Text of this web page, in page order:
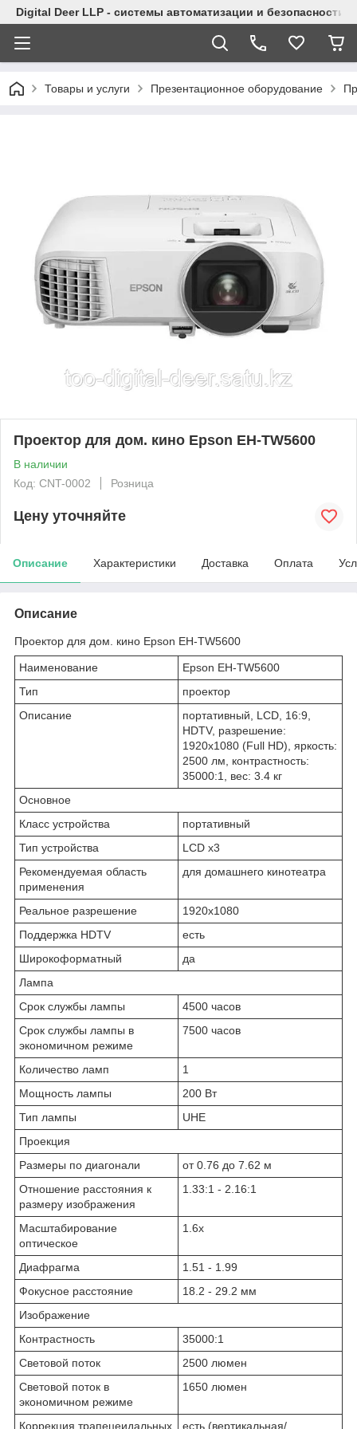
Digital Deer LLP - системы автоматизации и безопасности
Товары и услуги Презентационное оборудование
Проектор для дом. кино Epson EH-TW5600
В наличии
Код: CNT-0002
Розница
Цену уточняйте
Описание Характеристики Доставка Оплата
Описание
Проектор для дом. кино Epson EH-TW5600
Наименование
Epson EH-TW5600
Тип
проектор
Описание
портативный, LCD, 16:9,
HDTV, разрешение:
1920x1080 (Full HD), яркость:
2500 лм, контрастность:
35000:1, вес: 3.4 кг
Основное
Класс устройства
портативный
Тип устройства
LCD x3
Рекомендуемая область
применения
для домашнего кинотеатра
Реальное разрешение
1920x1080
Поддержка HDTV
есть
Широкоформатный
да
Лампа
Срок службы лампы
4500 часов
Срок службы лампы в
экономичном режиме
7500 часов
Количество ламп
1
Мощность лампы
200 Вт
Тип лампы
UHE
Проекция
Размеры по диагонали
от 0.76 до 7.62 м
Отношение расстояния к
размеру изображения
1.33:1 - 2.16:1
Масштабирование
оптическое
1.6x
Диафрагма
1.51 - 1.99
Фокусное расстояние
18.2 - 29.2 мм
Изображение
Контрастность
35000:1
Световой поток
2500 люмен
Световой поток в
экономичном режиме
1650 люмен
Коррекция трапецеидальных есть (вертикальная/